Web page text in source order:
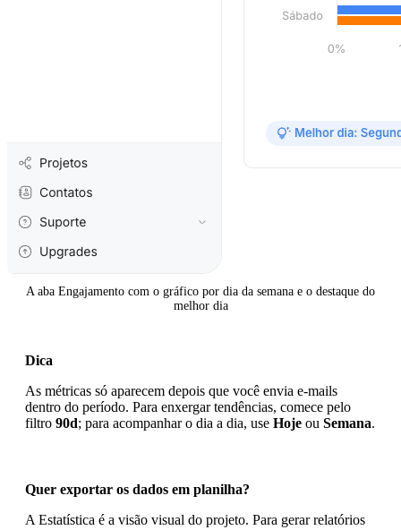
A aba Engajamento com o gráfico por dia da semana e o destaque do
melhor dia
Dica
As métricas só aparecem depois que você envia e-mails
dentro do período. Para enxergar tendências, comece pelo
filtro 90d; para acompanhar o dia a dia, use Hoje ou Semana.
Quer exportar os dados em planilha?
A Estatística é a visão visual do projeto. Para gerar relatórios